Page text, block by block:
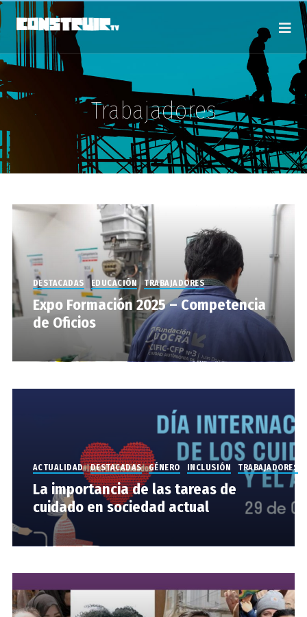
Trabajadores
DESTACADAS EDUCACIÓN TRABAJADORES
Expo Formación 2025 – Competencia
de Oficios
ACTUALIDAD DESTACADAS GÉNERO INCLUSIÓN TRABAJADORES
La importancia de las tareas de
cuidado en sociedad actual